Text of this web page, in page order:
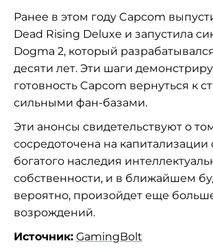
Ранее в этом году Capcom
Dead Rising Deluxe и запустила
Dogma 2, который
десяти лет. Эти шаги
готовность Capcom вернуться к
сильными фан-базами.
Эти анонсы свидетельствуют о
сосредоточена на капитализации
богатого наследия
собственности, и в ближайшем
вероятно, произойдет еще
возрождений.
Источник: GamingBolt